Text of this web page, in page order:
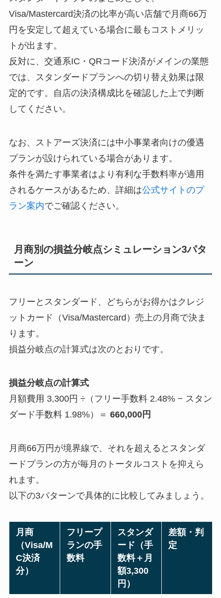
Visa/Mastercard決済の比率が高い店舗で月商66万
円を安定して超えている場合に最もコストメリッ
トが出ます。
反対に、交通系IC・QRコード決済がメインの業態
では、スタンダードプランへの切り替え効果は限
定的です。自店の決済構成比を確認した上で判断
してください。
なお、ストアーズ決済には中小事業者向けの優遇
プランが設けられている場合があります。
条件を満たす事業者はより有利な手数料率が適用
されるケースがあるため、詳細は公式サイトのプ
ラン案内でご確認ください。
月商別の損益分岐点シミュレーション3パタ
ーン
フリーとスタンダード、どちらがお得かはクレジ
ットカード（Visa/Mastercard）売上の月商で決ま
ります。
損益分岐点の計算式は次のとおりです。
損益分岐点の計算式
月額費用 3,300円 ÷（フリー手数料 2.48% − スタン
ダード手数料 1.98%）＝ 660,000円
月商66万円が境界線で、それを超えるとスタンダ
ードプランの方が毎月のトータルコストを抑えら
れます。
以下の3パターンで具体的に比較してみましょう。
月商
（Visa/M
C決済
分）
フリープ
ランの手
数料
スタンダ
ード（手
数料＋月
額3,300
円）
差額・判
定